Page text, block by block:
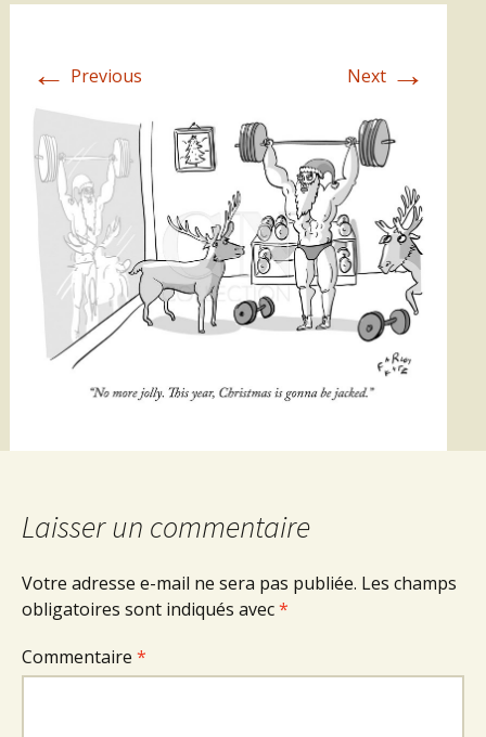
← Previous Next →
Laisser un commentaire
Votre adresse e-mail ne sera pas publiée. Les champs
obligatoires sont indiqués avec*
Commentaire *